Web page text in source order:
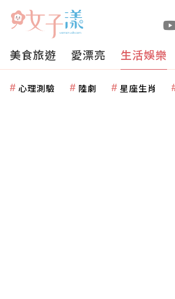
美食旅遊 愛漂亮 生活娛樂
心理測驗 陸劇 星座生肖